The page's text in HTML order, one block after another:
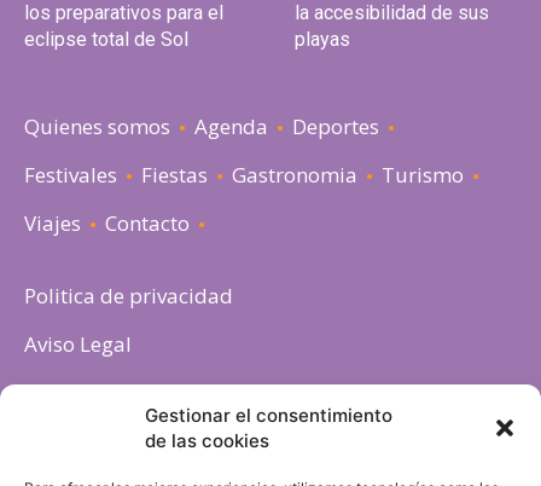
Gestionar el consentimiento
de las cookies
los preparativos para el
eclipse total de Sol
la accesibilidad de sus
playas
Quienes somos Agenda
Deportes
Festivales
Fiestas Gastronomia
Turismo
Viajes
Contacto
Politica de privacidad
Aviso Legal
Política de cookies